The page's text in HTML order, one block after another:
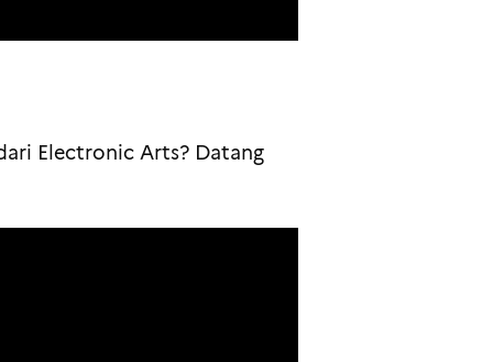
Electronic Arts? Datang